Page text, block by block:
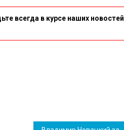
всегда в курсе наших новостей